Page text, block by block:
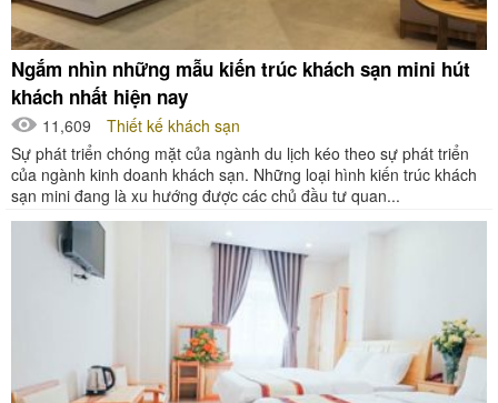
Ngắm nhìn những mẫu kiến trúc khách sạn mini hút
khách nhất hiện nay
11,609
Thiết kế khách sạn
Sự phát triển chóng mặt của ngành du lịch kéo theo sự phát triển
của ngành kinh doanh khách sạn. Những loại hình kiến trúc khách
sạn mini đang là xu hướng được các chủ đầu tư quan...